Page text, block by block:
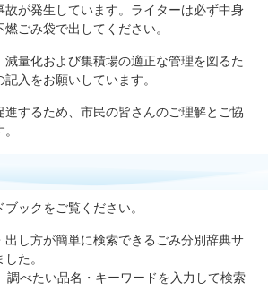
故が発生しています。ライターは必ず中身
ごみ袋で出してください。
量化および集積場の適正な管理を図るた
入をお願いしています。
するため、市民の皆さんのご理解とご協
ックをご覧ください。
出し方が簡単に検索できるごみ分別辞典サ
た。
調べたい品名・キーワードを入力して検索